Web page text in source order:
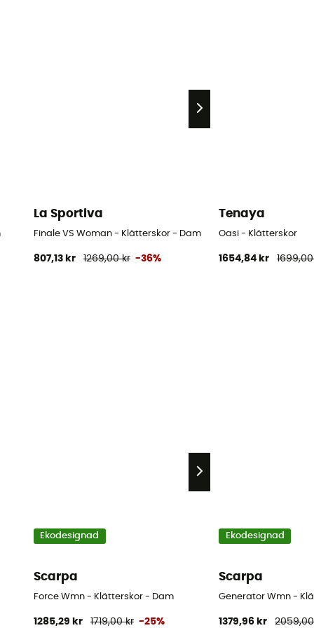
La Sportiva
Finale VS Woman - Klätterskor - Dam
807,13 kr 1269,00 kr -36%
Tenaya
Oasi - Klätterskor
1654,84 kr
Ekodesignad
Scarpa
Force Wmn - Klätterskor - Dam
1285,29 kr 1719,00 kr -25%
Ekodesignad
Scarpa
Generator Wmn -
1379,96 kr